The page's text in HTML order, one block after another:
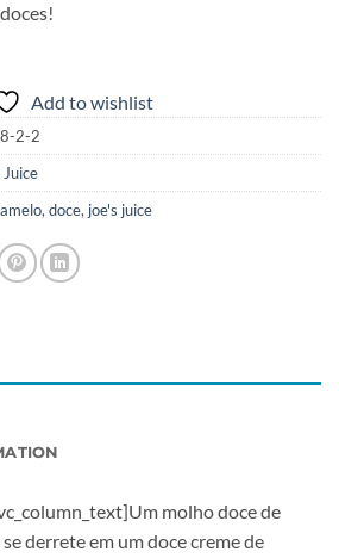
Add to wishlist
2-2
Juice
, doce, joe's juice
molho doce de
derrete em um doce creme de